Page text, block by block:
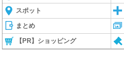
スポット
まとめ
【PR】ショッピング